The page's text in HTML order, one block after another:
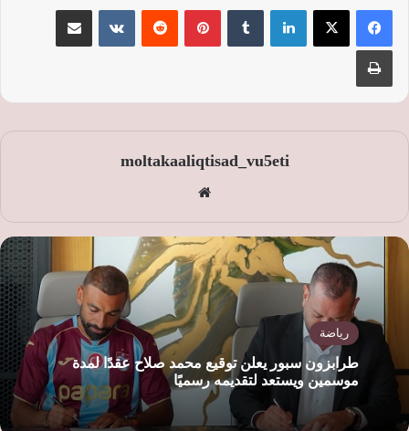
لينكدإن بينتيريست
moltakaaliqtisad_vu5eti
الوي
ب
رياضة
طرابزون سبور يعلن توقيع محمد صلاح عقدًا لمدة
موسمين ويستعد لتقديمه رسميًا